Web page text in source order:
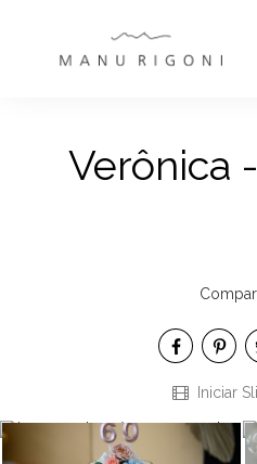
Verônica
Iniciar